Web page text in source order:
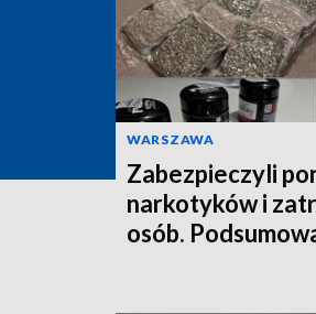
WARSZAWA
Zabezpieczyli
narkotyków i
osób.